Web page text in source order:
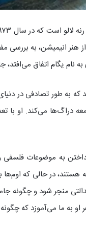
انیمیشن، به بررسی
به نام یگام اتفاق
به طور تصادفی در
دراگ‌ها می‌کند. او با
به موضوعات فلسفی
هستند، در حالی که
منجر شود و چگونه
ما می‌آموزد که چگونه